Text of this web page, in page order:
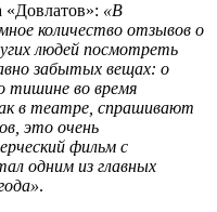
«В
количество отзывов о
людей посмотреть
забытых вещах: о
тишине во время
в театре, спрашивают
это очень
фильм с
одним из главных
.